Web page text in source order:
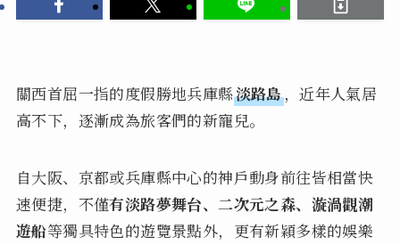
關西首屈一指的度假勝地兵庫縣淡路島，近年人氣居
高不下，逐漸成為旅客們的新寵兒。
自大阪、京都或兵庫縣中心的神戶動身前往皆相當快
速便捷，不僅有淡路夢舞台、二次元之森、漩渦觀潮
遊船等獨具特色的遊覽景點外，更有新穎多樣的娛樂